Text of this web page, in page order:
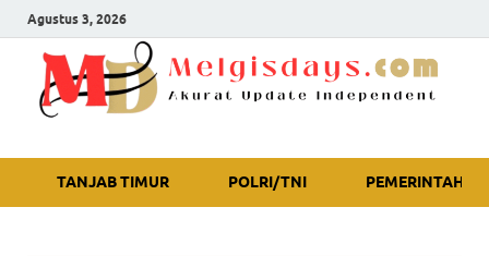
Agustus 3, 2026
Akurat Update Independent
TANJAB TIMUR POLRI/TNI PEMERINTAH